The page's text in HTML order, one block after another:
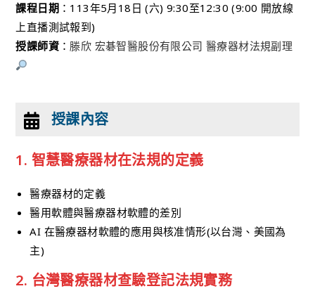
課程日期 ：113年5月18日 (六) 9:30至12:30 (9:00 開放線
上直播測試報到)
授課師資 ：滕欣 宏碁智醫股份有限公司 醫療器材法規副理
授課內容
1. 智慧醫療器材在法規的定義
醫療器材的定義
醫用軟體與醫療器材軟體的差別
AI 在醫療器材軟體的應用與核准情形(以台灣、美國為
主)
2. 台灣醫療器材查驗登記法規實務